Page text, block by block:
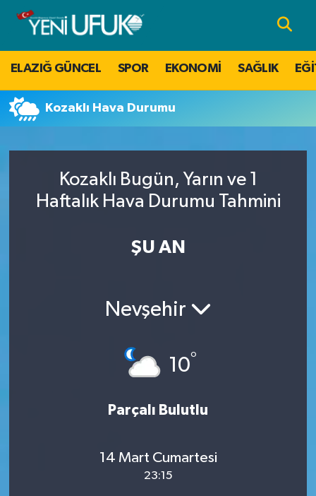
ELAZIĞ GÜNCEL SPOR EKONOMİ SAĞLIK
Kozaklı Hava Durumu
Kozaklı Bugün, Yarın ve 1
Haftalık Hava Durumu Tahmini
ŞU AN
Nevşehir
10°
Parçalı Bulutlu
14 Mart Cumartesi
23:15
Nöbetçi Eczaneler
Hava Durumu
Namaz Vakitleri
Süper Lig Puan Durumu ve Fikstür